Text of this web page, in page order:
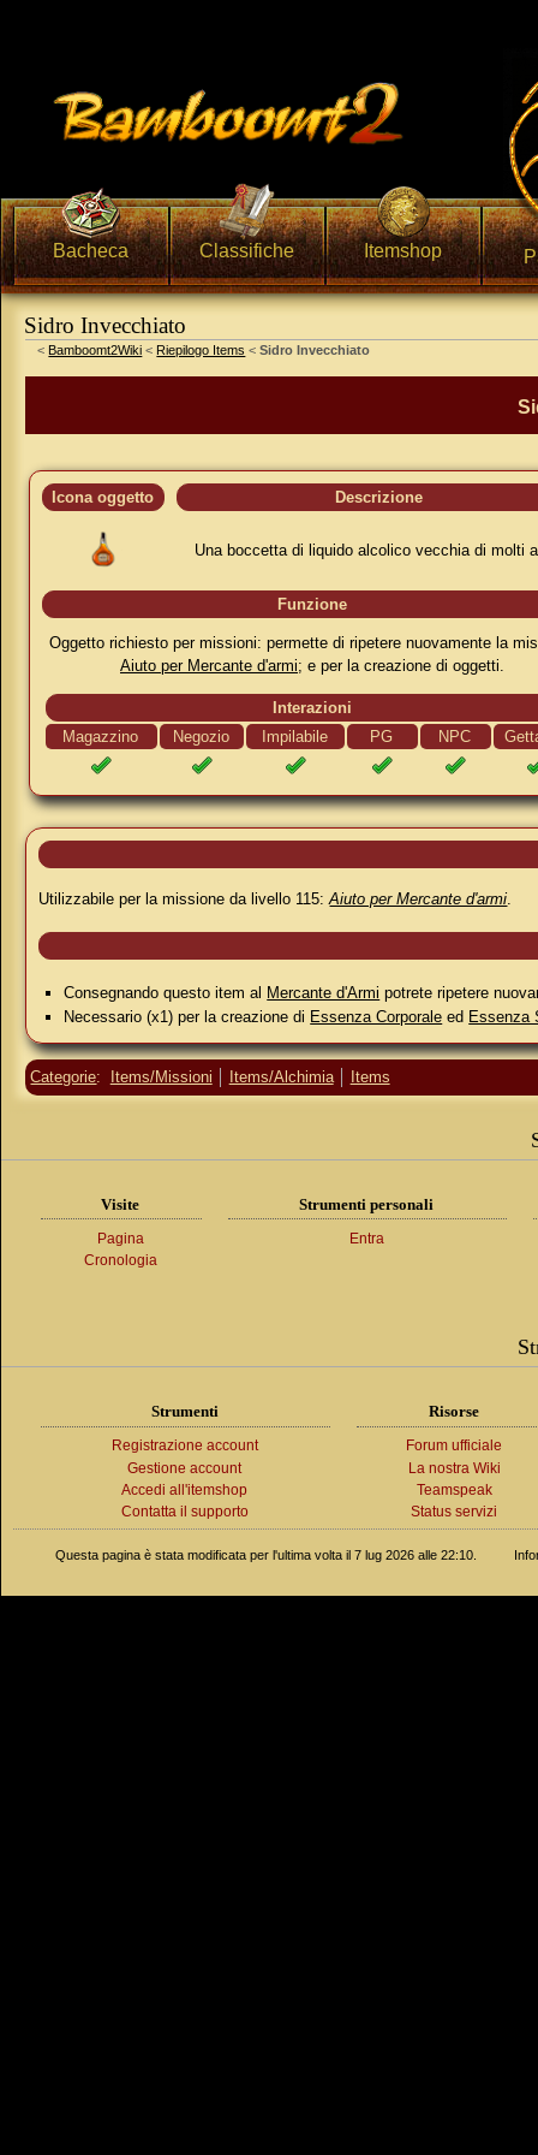
Bacheca Classifiche Itemshop
Sidro Invecchiato
Vai a:navigazione,ricerca
< Bamboomt2Wiki < Riepilogo Items <Sidro Invecchiato
Icona oggetto Descrizione
Una boccetta di liquido alcolico vecchia di molti
Funzione
Oggetto richiesto per missioni: permette di ripetere nuovamente la
Aiuto per Mercante d'armi; e per la creazione di oggetti.
Interazioni
Magazzino
Negozio Impilabile PG NPC
Utilizzabile per la missione da livello 115:Aiuto per Mercante d'armi.
Consegnando questo item al Mercante d'Armi potrete ripetere
Necessario (x1) per la creazione di Essenza Corporale ed Essenza
Categorie: Items/Missioni Items/Alchimia Items
Visite
Pagina
Cronologia
Strumenti personali
Entra
Strumenti
Registrazione account
Gestione account
Accedi all'itemshop
Contatta il supporto
Risorse
Forum ufficiale
La nostra Wiki
Teamspeak
Status servizi
Questa pagina è stata modificata per l'ultima volta il 7 lug 2026 alle 22:10.